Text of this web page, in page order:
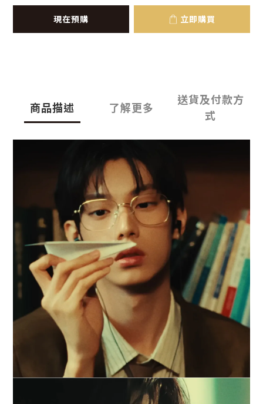
現在預購 立即購買
商品描述 了解更多
送貨及付款方
式